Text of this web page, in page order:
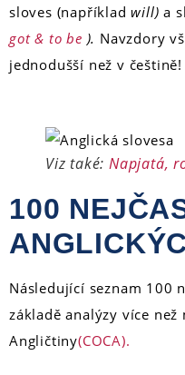
sloves (napříkladwill)a
got & to be ). Navzdory
jednodušší než v češtině!
Viz také: Napjatá,
100
Následující seznam 100
základě analýzy více
Angličtiny(COCA).